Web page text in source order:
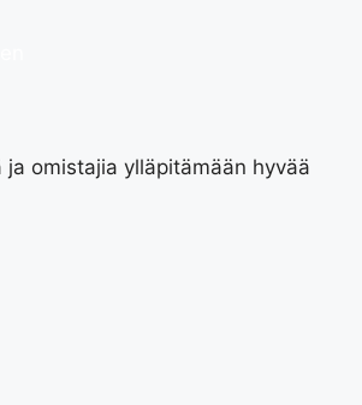
omistajia ylläpitämään hyvää